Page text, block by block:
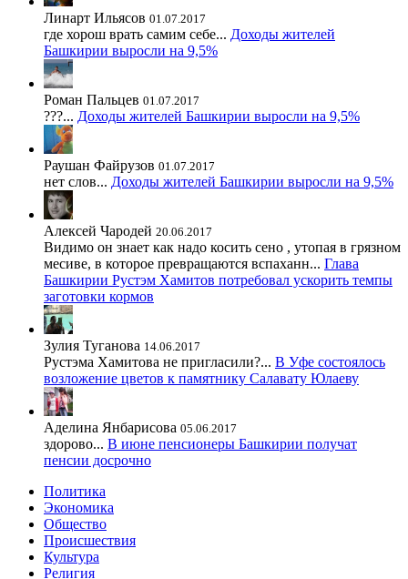
Линарт Ильясов 01.07.2017
где хорош врать самим себе... Доходы жителей
Башкирии выросли на 9,5%
Роман Пальцев 01.07.2017
???... Доходы жителей Башкирии выросли на 9,5%
Раушан Файрузов 01.07.2017
нет слов... Доходы жителей Башкирии выросли на 9,5%
Алексей Чародей 20.06.2017
Видимо он знает как надо косить сено , утопая в грязном
месиве, в которое превращаются вспаханн... Глава
Башкирии Рустэм Хамитов потребовал ускорить темпы
заготовки кормов
Зулия Туганова 14.06.2017
Рустэма Хамитова не пригласили?... В Уфе состоялось
возложение цветов к памятнику Салавату Юлаеву
Аделина Янбарисова 05.06.2017
здорово... В июне пенсионеры Башкирии получат
пенсии досрочно
Политика
Экономика
Общество
Происшествия
Культура
Религия